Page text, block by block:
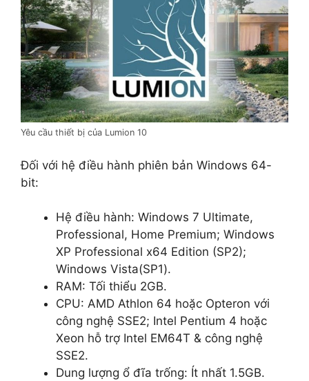
Yêu cầu thiết bị của Lumion 10
Đối với hệ điều hành phiên bản Windows 64-
bit:
Hệ điều hành: Windows 7 Ultimate,
Professional, Home Premium; Windows
XP Professional x64 Edition (SP2);
Windows Vista(SP1).
RAM: Tối thiểu 2GB.
CPU: AMD Athlon 64 hoặc Opteron với
công nghệ SSE2; Intel Pentium 4 hoặc
Xeon hỗ trợ Intel EM64T & công nghệ
SSE2.
Dung lượng ổ đĩa trống: Ít nhất 1.5GB.